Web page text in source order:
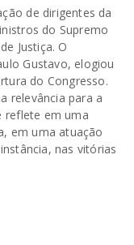
de dirigentes da
do Supremo
Justiça. O
Gustavo, elogiou
do Congresso.
relevância para a
reflete em uma
em uma atuação
nas vitórias